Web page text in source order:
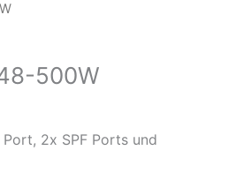
500W
2x SPF Ports und